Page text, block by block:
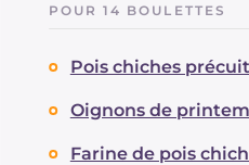
POUR 14 BOULETTES
Pois chiches
Oignons de
Farine de pois